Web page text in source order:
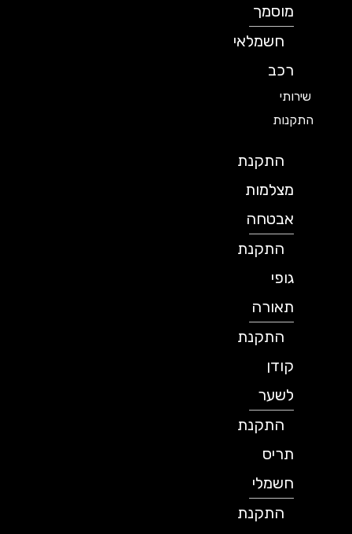
מוסמך
חשמלאי
שירותי
התקנות
התקנת
מצלמות
אבטחה
התקנת
תאורה
התקנת
לשער
התקנת
תריס
חשמלי
התקנת